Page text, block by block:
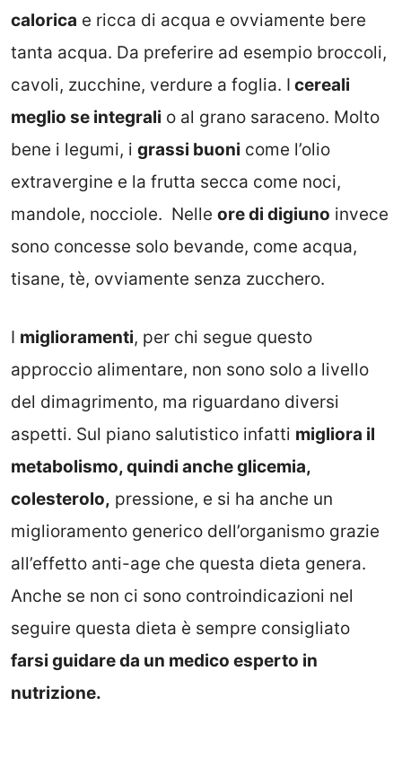
calorica e ricca di acqua e ovviamente bere
tanta acqua. Da preferire ad esempio broccoli,
cavoli, zucchine, verdure a foglia. I cereali
meglio se integrali o al grano saraceno. Molto
bene i legumi, i grassi buoni come l’olio
extravergine e la frutta secca come noci,
mandole, nocciole. Nelle ore di digiuno invece
sono concesse solo bevande, come acqua,
tisane, tè, ovviamente senza zucchero.
I miglioramenti, per chi segue questo
approccio alimentare, non sono solo a livello
del dimagrimento, ma riguardano diversi
aspetti. Sul piano salutistico infatti migliora il
metabolismo, quindi anche glicemia,
colesterolo, pressione, e si ha anche un
miglioramento generico dell’organismo grazie
all’effetto anti-age che questa dieta genera.
Anche se non ci sono controindicazioni nel
seguire questa dieta è sempre consigliato
farsi guidare da un medico esperto in
nutrizione.